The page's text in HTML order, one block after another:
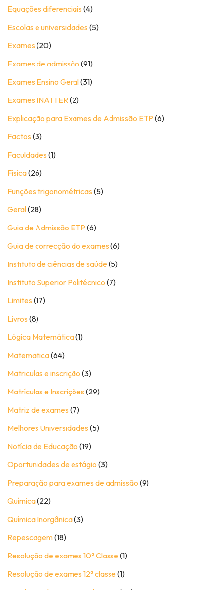
Equações diferenciais (4)
Escolas e universidades (5)
Exames (20)
Exames de admissão (91)
Exames Ensino Geral(31)
Exames INATTER(2)
Explicação para Exames de Admissão ETP (6)
Factos (3)
Faculdades (1)
Fisica(26)
Funções trigonométricas (5)
Geral(28)
Guia de Admissão ETP (6)
Guia de correcção do exames (6)
Instituto de ciências de saúde (5)
Instituto Superior Politécnico (7)
Limites (17)
Livros (8)
Lógica Matemática(1)
Matematica(64)
Matriculas e inscrição (3)
Matrículas e Inscrições (29)
Matriz de exames (7)
Melhores Universidades (5)
Notícia de Educação (19)
Oportunidades de estágio (3)
Preparação para exames de admissão (9)
Química(22)
Química Inorgânica(3)
Repescagem(18)
Resolução de exames 10ª Classe (1)
Resolução de exames 12ª classe (1)